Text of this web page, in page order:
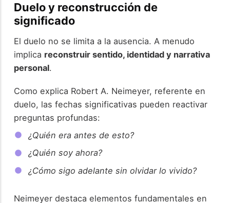
Duelo y reconstrucción de
significado
El duelo no se limita a la ausencia. A menudo
implica reconstruir sentido, identidad y narrativa
personal.
Como explica Robert A. Neimeyer, referente en
duelo, las fechas significativas pueden reactivar
preguntas profundas:
¿Quién era antes de esto?
¿Quién soy ahora?
¿Cómo sigo adelante sin olvidar lo vivido?
Neimeyer destaca elementos fundamentales en